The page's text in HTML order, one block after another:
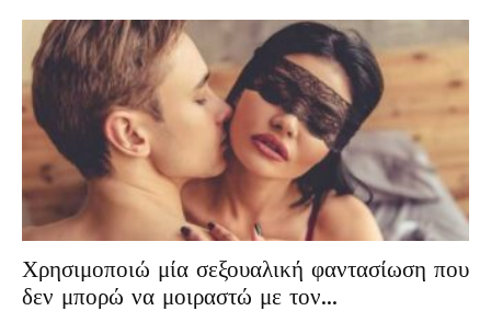
Χρησιμοποιώ μία σεξουαλική φαντασίωση που
δεν μπορώ να μοιραστώ με τον...